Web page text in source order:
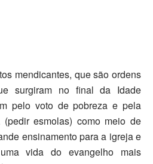
mendicantes, que são ordens
surgiram no final da Idade
pelo voto de pobreza e pela
esmolas) como meio de
ensinamento para a igreja e
vida do evangelho mais